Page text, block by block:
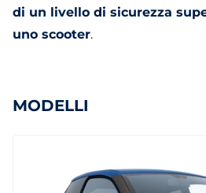
di un livello di sicurezza
uno scooter.
MODELLI